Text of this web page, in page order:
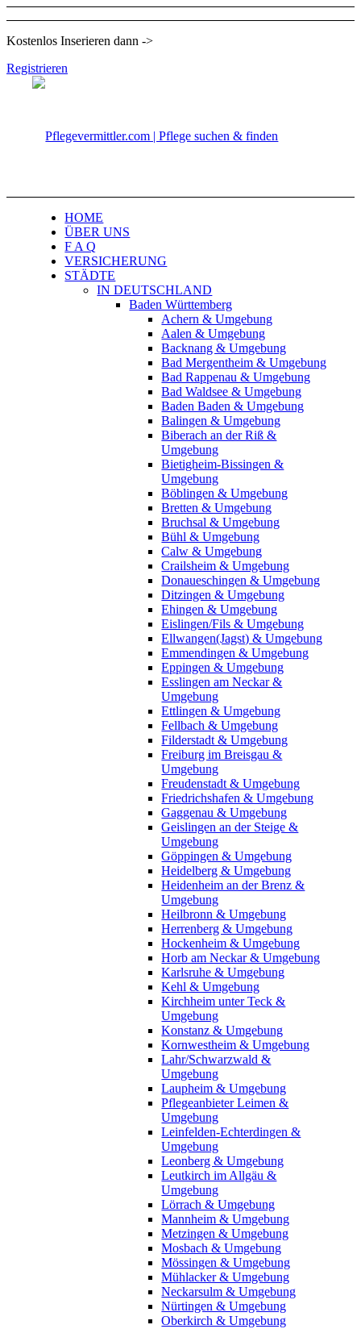
Kostenlos Inserieren dann ->
Registrieren
HOME
ÜBER UNS
F A Q
VERSICHERUNG
STÄDTE
IN DEUTSCHLAND
Baden Württemberg
Achern & Umgebung
Aalen & Umgebung
Backnang & Umgebung
Bad Mergentheim & Umgebung
Bad Rappenau & Umgebung
Bad Waldsee & Umgebung
Baden Baden & Umgebung
Balingen & Umgebung
Biberach an der Riß &
Umgebung
Bietigheim-Bissingen &
Umgebung
Böblingen & Umgebung
Bretten & Umgebung
Bruchsal & Umgebung
Bühl & Umgebung
Calw & Umgebung
Crailsheim & Umgebung
Donaueschingen & Umgebung
Ditzingen & Umgebung
Ehingen & Umgebung
Eislingen/Fils & Umgebung
Ellwangen(Jagst) & Umgebung
Emmendingen & Umgebung
Eppingen & Umgebung
Esslingen am Neckar &
Umgebung
Ettlingen & Umgebung
Fellbach & Umgebung
Filderstadt & Umgebung
Freiburg im Breisgau &
Umgebung
Freudenstadt & Umgebung
Friedrichshafen & Umgebung
Gaggenau & Umgebung
Geislingen an der Steige &
Umgebung
Göppingen & Umgebung
Heidelberg & Umgebung
Heidenheim an der Brenz &
Umgebung
Heilbronn & Umgebung
Herrenberg & Umgebung
Hockenheim & Umgebung
Horb am Neckar & Umgebung
Karlsruhe & Umgebung
Kehl & Umgebung
Kirchheim unter Teck &
Umgebung
Konstanz & Umgebung
Kornwestheim & Umgebung
Lahr/Schwarzwald &
Umgebung
Laupheim & Umgebung
Pflegeanbieter Leimen &
Umgebung
Leinfelden-Echterdingen &
Umgebung
Leonberg & Umgebung
Leutkirch im Allgäu &
Umgebung
Lörrach & Umgebung
Mannheim & Umgebung
Metzingen & Umgebung
Mosbach & Umgebung
Mössingen & Umgebung
Mühlacker & Umgebung
Neckarsulm & Umgebung
Nürtingen & Umgebung
Oberkirch & Umgebung